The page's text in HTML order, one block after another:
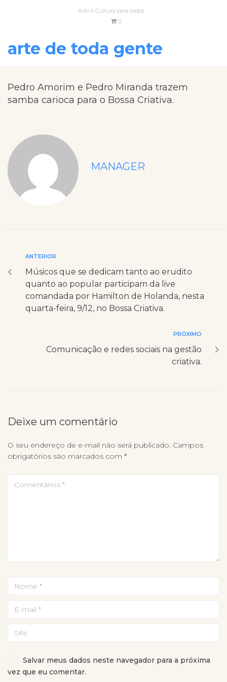
Arte e Cultura para todos
0
arte de toda gente
Pedro Amorim e Pedro Miranda trazem
samba carioca para o Bossa Criativa.
MANAGER
ANTERIOR
Músicos que se dedicam tanto ao erudito
quanto ao popular participam da live
comandada por Hamilton de Holanda, nesta
quarta-feira, 9/12, no Bossa Criativa.
PRÓXIMO
Comunicação e redes sociais na gestão
criativa.
Deixe um comentário
O seu endereço de e-mail não será publicado. Campos
obrigatórios são marcados com *
Salvar meus dados neste navegador para a próxima
vez que eu comentar.